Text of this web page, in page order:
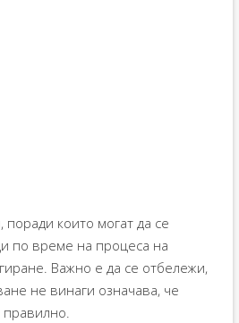
които могат да се
по време на процеса на
Важно е да се отбележи,
не винаги означава, че